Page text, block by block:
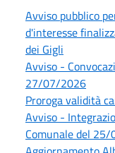
Avviso pubblico
d'interesse
dei Gigli
Avviso -
27/07/2026
Proroga validità
Avviso -
Comunale del